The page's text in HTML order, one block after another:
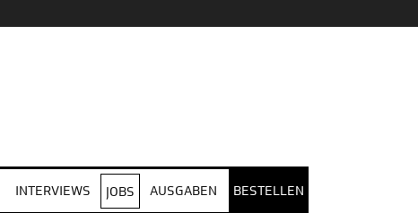
INTERVIEWS JOBS AUSGABEN BESTELLEN